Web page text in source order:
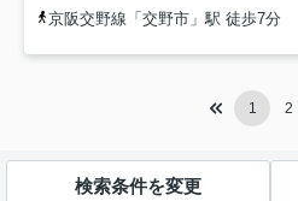
京阪交野線「交野市」駅 徒歩7分
1 2
検索条件を変更